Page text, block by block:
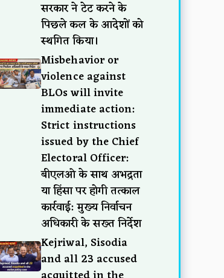
सरकार ने टेट करने के
पिछले कल के आदेशों को
स्थगित किया।
Misbehavior or
violence against
BLOs will invite
immediate action:
Strict instructions
issued by the Chief
Electoral Officer:
बीएलओ के साथ अभद्रता
या हिंसा पर होगी तत्काल
कार्रवाई: मुख्य निर्वाचन
अधिकारी के सख्त निर्देश
Kejriwal, Sisodia
and all 23 accused